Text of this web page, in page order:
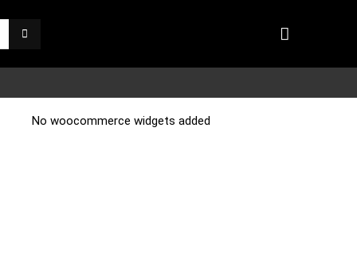
No woocommerce widgets added